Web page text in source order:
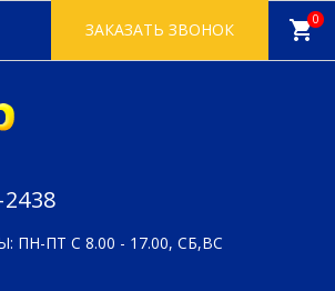
ПН-ПТ С 8.00 - 17.00, СБ,ВС
ЗАКАЗАТЬ ЗВОНОК shopping_cart0